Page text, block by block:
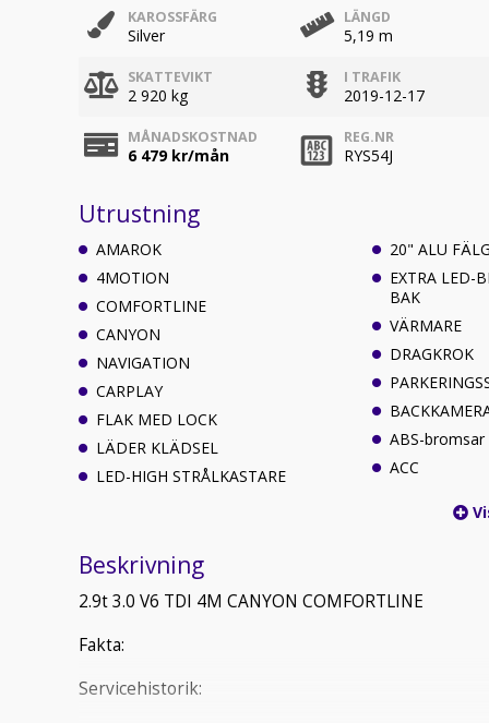
KAROSSFÄRG
Silver
LÄNGD
5,19 m
SKATTEVIKT
2 920 kg
I TRAFIK
2019-12-17
MÅNADSKOSTNAD
6 479kr/mån
REG.NR
RYS54J
Utrustning
AMAROK
4MOTION
COMFORTLINE
CANYON
NAVIGATION
CARPLAY
FLAK MED LOCK
LÄDER KLÄDSEL
LED-HIGH STRÅLKASTARE
20" ALU
EXTRA LED-
BAK
VÄRMARE
DRAGKROK
ABS-bromsar
ACC
Beskrivning
2.9t 3.0 V6 TDI 4M CANYON COMFORTLINE
Fakta:
Servicehistorik: